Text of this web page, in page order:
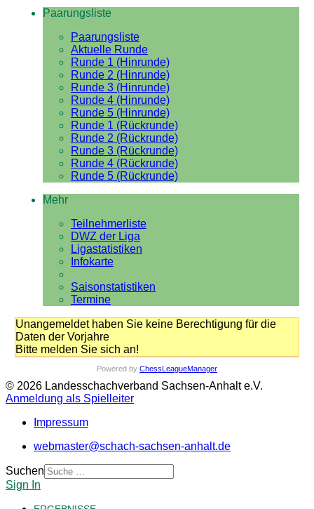
Paarungsliste
Paarungsliste
Aktuelle Runde
Runde 1 (Hinrunde)
Runde 2 (Hinrunde)
Runde 3 (Hinrunde)
Runde 4 (Hinrunde)
Runde 5 (Hinrunde)
Runde 1 (Rückrunde)
Runde 2 (Rückrunde)
Runde 3 (Rückrunde)
Runde 4 (Rückrunde)
Runde 5 (Rückrunde)
Mehr
Teilnehmerliste
DWZ der Liga
Ligastatistiken
Infokarte
Saisonstatistiken
Termine
Unangemeldet haben Sie keine Berechtigung für die
Daten der Vorjahre
Bitte melden Sie sich an!
Powered by ChessLeagueManager
© 2026 Landesschachverband Sachsen-Anhalt e.V.
Anmeldung als Spielleiter
Impressum
webmaster@schach-sachsen-anhalt.de
Suchen
Sign In